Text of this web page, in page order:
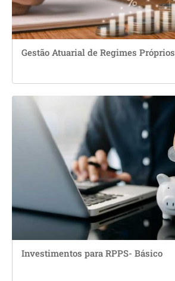
Gestão Atuarial de Regimes Próprios
Investimentos para RPPS- Básico